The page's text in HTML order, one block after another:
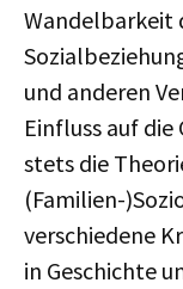
Wandelbarkeit
und anderen
Einfluss auf
stets die
(Familien-
verschiedene
in Geschichte